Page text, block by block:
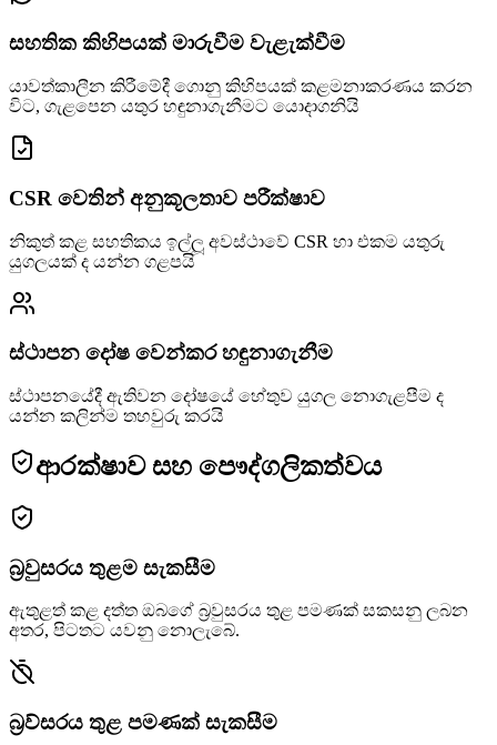
සහතික කිහිපයක් මාරුවීම වැළැක්වීම
යාවත්කාලීන කිරීමේදී ගොනු කිහිපයක් කළමනාකරණය කරන
විට, ගැළපෙන යතුර හඳුනාගැනීමට යොදාගනියි
CSR වෙතින් අනුකූලතාව පරීක්ෂාව
නිකුත් කළ සහතිකය ඉල්ලූ අවස්ථාවේ CSR හා එකම යතුරු
යුගලයක් ද යන්න ගළපයි
ස්ථාපන දෝෂ වෙන්කර හඳුනාගැනීම
ස්ථාපනයේදී ඇතිවන දෝෂයේ හේතුව යුගල නොගැළපීම ද
යන්න කලින්ම තහවුරු කරයි
ආරක්ෂාව සහ පෞද්ගලිකත්වය
බ්‍රවුසරය තුළම සැකසීම
ඇතුළත් කළ දත්ත ඔබගේ බ්‍රවුසරය තුළ පමණක් සකසනු ලබන
අතර, පිටතට යවනු නොලැබේ.
බ්‍රව්සරය තුළ පමණක් සැකසීම